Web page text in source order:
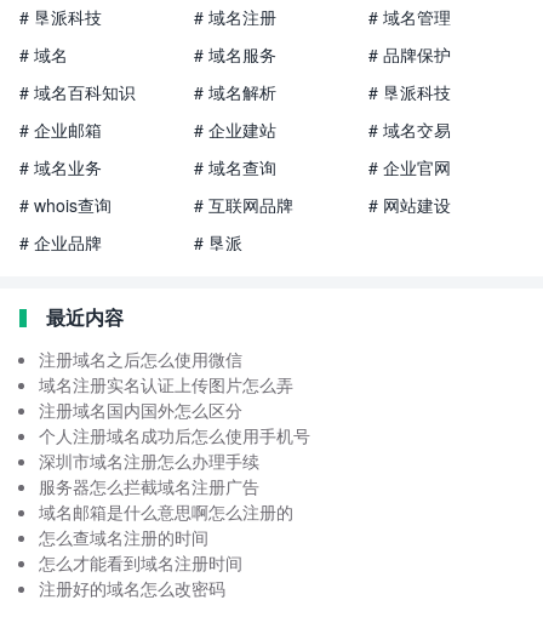
# 垦派科技 # 域名注册
# 域名管理
# 域名
# 域名服务
# 品牌保护
# 域名百科知识
# 域名解析
# 垦派科技
# 企业邮箱
# 企业建站
# 域名交易
# 域名业务
# 域名查询
# 企业官网
# whois查询
# 互联网品牌
# 网站建设
# 企业品牌
# 垦派
最近内容
注册域名之后怎么使用微信
域名注册实名认证上传图片怎么弄
注册域名国内国外怎么区分
个人注册域名成功后怎么使用手机号
深圳市域名注册怎么办理手续
服务器怎么拦截域名注册广告
域名邮箱是什么意思啊怎么注册的
怎么查域名注册的时间
怎么才能看到域名注册时间
注册好的域名怎么改密码